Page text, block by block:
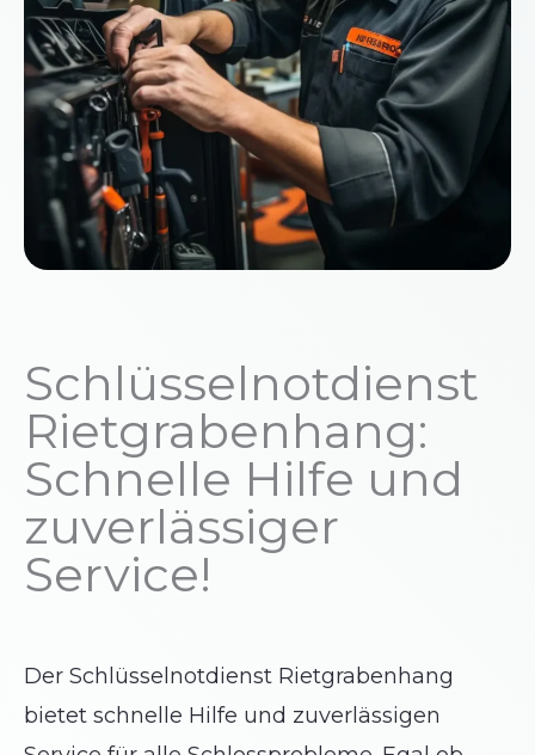
Schlüsselnotdienst
Rietgrabenhang:
Schnelle Hilfe und
zuverlässiger
Service!
Der Schlüsselnotdienst Rietgrabenhang
bietet schnelle Hilfe und zuverlässigen